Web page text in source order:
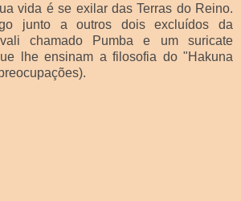
vida é se exilar das Terras do Reino.
junto a outros dois excluídos da
chamado Pumba e um suricate
lhe ensinam a filosofia do "Hakuna